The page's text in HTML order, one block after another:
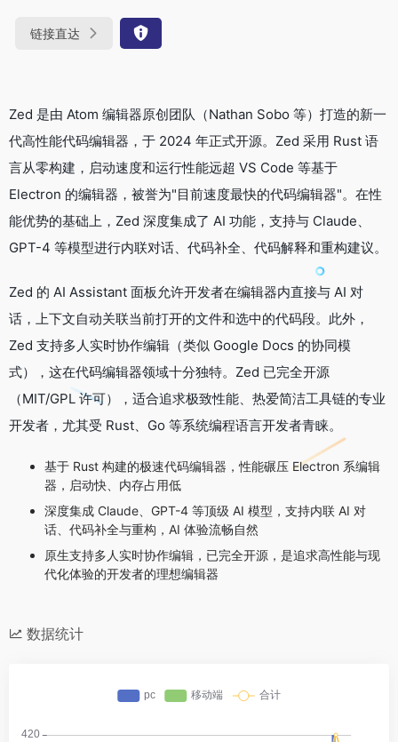
链接直达
Zed 是由 Atom 编辑器原创团队（Nathan Sobo 等）打造的新一
代高性能代码编辑器，于 2024 年正式开源。Zed 采用 Rust 语
言从零构建，启动速度和运行性能远超 VS Code 等基于
Electron 的编辑器，被誉为"目前速度最快的代码编辑器"。在性
能优势的基础上，Zed 深度集成了 AI 功能，支持与 Claude、
GPT-4 等模型进行内联对话、代码补全、代码解释和重构建议。
Zed 的 AI Assistant 面板允许开发者在编辑器内直接与 AI 对
话，上下文自动关联当前打开的文件和选中的代码段。此外，
Zed 支持多人实时协作编辑（类似 Google Docs 的协同模
式），这在代码编辑器领域十分独特。Zed 已完全开源
（MIT/GPL 许可），适合追求极致性能、热爱简洁工具链的专业
开发者，尤其受 Rust、Go 等系统编程语言开发者青睐。
基于 Rust 构建的极速代码编辑器，性能碾压 Electron 系编辑
器，启动快、内存占用低
深度集成 Claude、GPT-4 等顶级 AI 模型，支持内联 AI 对
话、代码补全与重构，AI 体验流畅自然
原生支持多人实时协作编辑，已完全开源，是追求高性能与现
代化体验的开发者的理想编辑器
数据统计